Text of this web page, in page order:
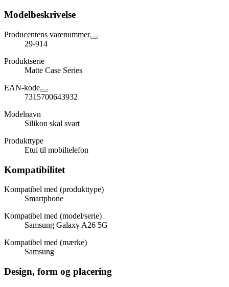
Modelbeskrivelse
Producentens varenummer
29-914
Produktserie
Matte Case Series
EAN-kode
7315700643932
Modelnavn
Silikon skal svart
Produkttype
Etui til mobiltelefon
Kompatibilitet
Kompatibel med (produkttype)
Smartphone
Kompatibel med (model/serie)
Samsung Galaxy A26 5G
Kompatibel med (mærke)
Samsung
Design, form og placering